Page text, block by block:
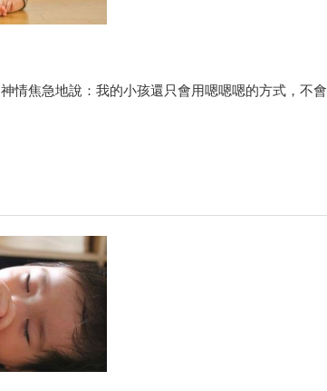
情焦急地說：我的小孩還只會用嗯嗯嗯的方式，不會